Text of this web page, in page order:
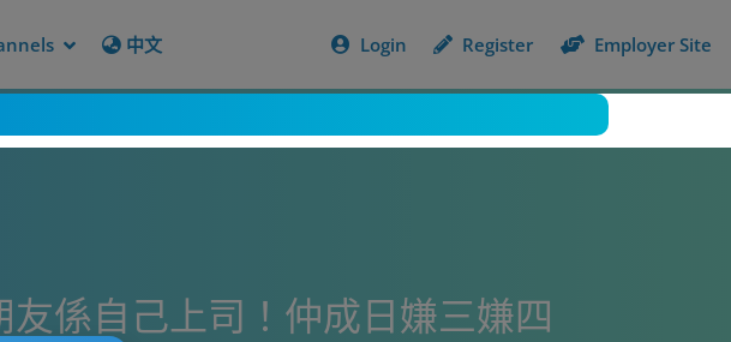
中文 Login Register Employer Site
友係自己上司！仲成日嫌三嫌四